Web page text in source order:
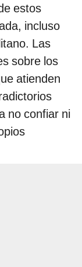
estos
incluso
Las
sobre los
atienden
no confiar ni